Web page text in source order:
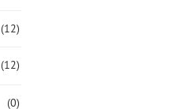
(12)
(12)
(0)